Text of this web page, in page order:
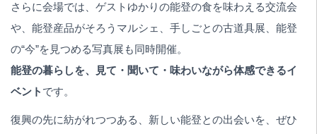
さらに会場では、ゲストゆかりの能登の食を味わえる交流会
や、能登産品がそろうマルシェ、手しごとの古道具展、能登
の“今”を見つめる写真展も同時開催。
能登の暮らしを、見て・聞いて・味わいながら体感できるイ
ベント です。
復興の先に紡がれつつある、新しい能登との出会いを、ぜひ